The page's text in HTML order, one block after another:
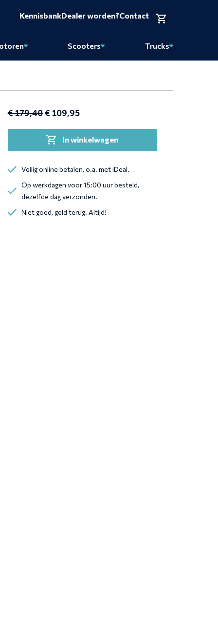
KennisbankDealer worden?Contact
Scooters Trucks
€179,40Original
was:
€ 179,40.
€ 109,95Current
is:
In winkelwagen
Veilig online betalen, o.a. met iDeal.
Op werkdagen voor 15:00 uur besteld,
dezelfde dag verzonden.
Niet goed, geld terug. Altijd!